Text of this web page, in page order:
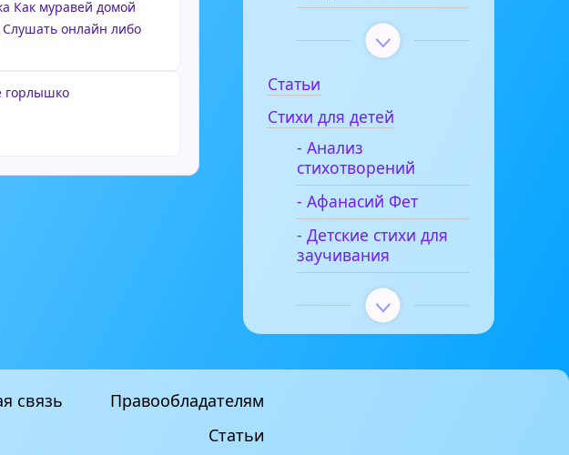
Как муравей домой
Слушать онлайн либо
горлышко
Статьи
Стихи для детей
- Анализ
стихотворений
- Афанасий Фет
- Детские стихи для
заучивания
связь
Правообладателям
Статьи